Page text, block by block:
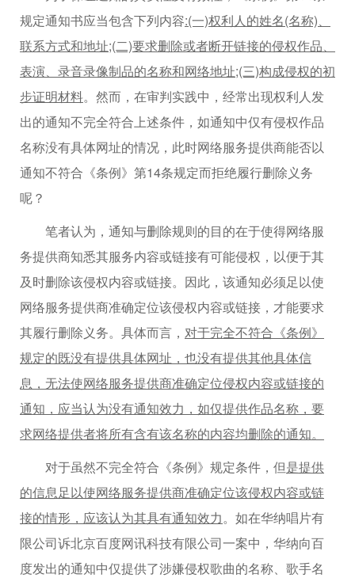
规定通知书应当包含下列内容:(一)权利人的姓名(名称)、
联系方式和地址;(二)要求删除或者断开链接的侵权作品、
表演、录音录像制品的名称和网络地址;(三)构成侵权的初
步证明材料。然而，在审判实践中，经常出现权利人发
出的通知不完全符合上述条件，如通知中仅有侵权作品
名称没有具体网址的情况，此时网络服务提供商能否以
通知不符合《条例》第14条规定而拒绝履行删除义务
呢？
笔者认为，通知与删除规则的目的在于使得网络服
务提供商知悉其服务内容或链接有可能侵权，以便于其
及时删除该侵权内容或链接。因此，该通知必须足以使
网络服务提供商准确定位该侵权内容或链接，才能要求
其履行删除义务。具体而言， 对于完全不符合《条例》
规定的既没有提供具体网址，也没有提供其他具体信
息，无法使网络服务提供商准确定位侵权内容或链接的
通知，应当认为没有通知效力，如仅提供作品名称，要
求网络提供者将所有含有该名称的内容均删除的通知。
对于虽然不完全符合《条例》规定条件，但是提供
的信息足以使网络服务提供商准确定位该侵权内容或链
接的情形，应该认为其具有通知效力。如在华纳唱片有
限公司诉北京百度网讯科技有限公司一案中，华纳向百
度发出的通知中仅提供了涉嫌侵权歌曲的名称、歌手名